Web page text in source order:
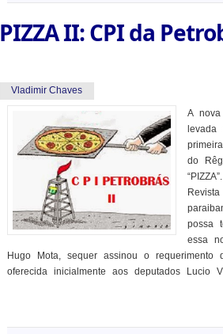
PIZZA II: CPI da
Vladimir Chaves
A
do
possa
essa
Hugo Mota, sequer assinou o
oferecida inicialmente aos deputados Lucio